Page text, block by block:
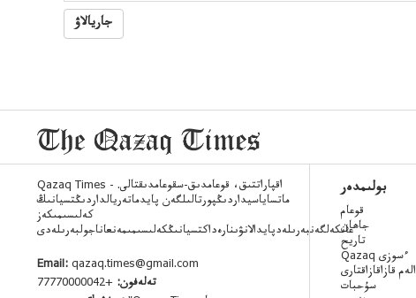
جاريالاۋ
Qazaq Times - اقپاراتتىق، قوعامدىق-سقوعامدىقتالى.
ماتساياسيداردىڭپورتالىلگەن پايدماتەريالداردىڭتسيانىڭ
كەلىسىمىكەز
عانكەلگەنبەرىلەدپايدالانۋىنارەداكتسيانىڭكەلىسىمىمەنعاناجولبەرىلەدى
Email: qazaq.times@gmail.com
تەلەفون: +77770000042
بولىمدەر
قوعام
جاھان
تاريح
Qazaq ءسوزى
الەم قازاقازاقتارى
سۇحبات